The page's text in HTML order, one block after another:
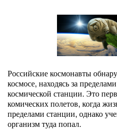
Российские космонавты
космосе, находясь за
космической станции. Это
комических полетов, когда
пределами станции, однако
организм туда попал.